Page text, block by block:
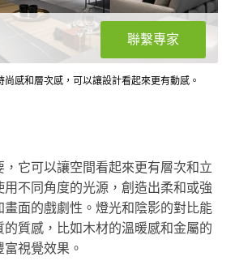
聯繫專家
感和層次感，可以讓設計看起來更有動感。
，它可以讓空間看起來更有層次和立
不同角度的光源，創造出柔和或強
面的戲劇性。燈光和陰影的對比能
的質感，比如木材的溫暖感和金屬的
視覺效果。